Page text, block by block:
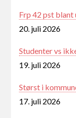
Frp 42 pst blant
20. juli 2026
Studenter vs
19. juli 2026
Størst i
17. juli 2026